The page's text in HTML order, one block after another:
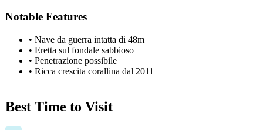
Notable Features
• Nave da guerra intatta di 48m
• Eretta sul fondale sabbioso
• Penetrazione possibile
• Ricca crescita corallina dal 2011
Best Time to Visit